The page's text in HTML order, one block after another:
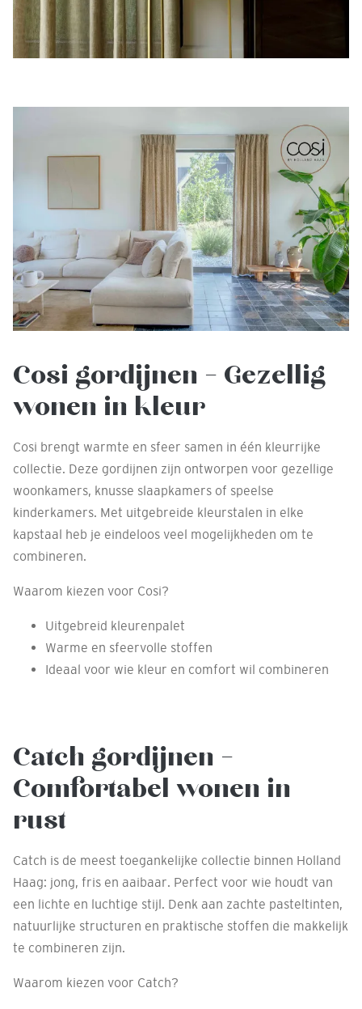
Cosi gordijnen – Gezellig
wonen in kleur
Cosi brengt warmte en sfeer samen in één kleurrijke
collectie. Deze gordijnen zijn ontworpen voor gezellige
woonkamers, knusse slaapkamers of speelse
kinderkamers. Met uitgebreide kleurstalen in elke
kapstaal heb je eindeloos veel mogelijkheden om te
combineren.
Waarom kiezen voor Cosi?
Uitgebreid kleurenpalet
Warme en sfeervolle stoffen
Ideaal voor wie kleur en comfort wil combineren
Catch gordijnen –
Comfortabel wonen in
rust
Catch is de meest toegankelijke collectie binnen Holland
Haag: jong, fris en aaibaar. Perfect voor wie houdt van
een lichte en luchtige stijl. Denk aan zachte pasteltinten,
natuurlijke structuren en praktische stoffen die makkelijk
te combineren zijn.
Waarom kiezen voor Catch?